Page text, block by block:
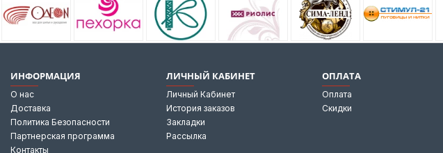
ИНФОРМАЦИЯ
О нас
Доставка
Политика Безопасности
Партнерская программа
Контакты
ЛИЧНЫЙ КАБИНЕТ
Личный Кабинет
История заказов
Закладки
Рассылка
ОПЛАТА
Оплата
Скидки